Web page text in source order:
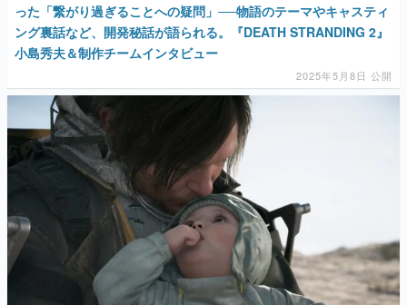
った「繋がり過ぎることへの疑問」──物語のテーマやキャスティ
ング裏話など、開発秘話が語られる。『DEATH STRANDING 2』
小島秀夫＆制作チームインタビュー
2025年5月8日 公開